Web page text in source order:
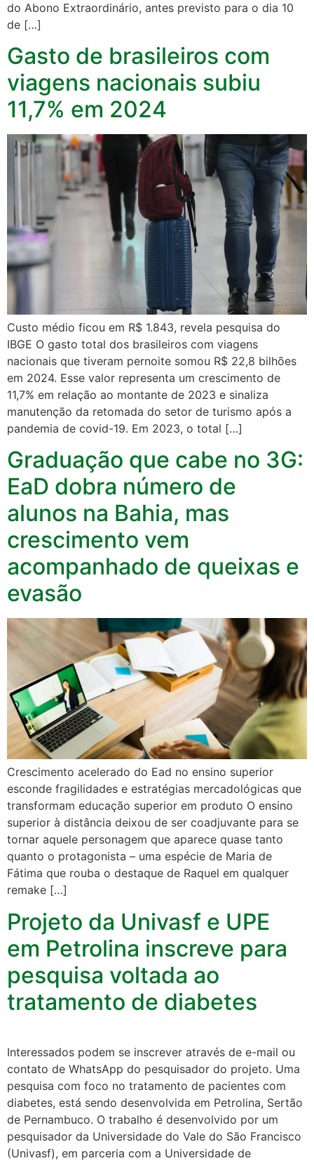
do Abono Extraordinário, antes previsto para o dia 10
de […]
Gasto de brasileiros com
viagens nacionais subiu
11,7% em 2024
Custo médio ficou em R$ 1.843, revela pesquisa do
IBGE O gasto total dos brasileiros com viagens
nacionais que tiveram pernoite somou R$ 22,8 bilhões
em 2024. Esse valor representa um crescimento de
11,7% em relação ao montante de 2023 e sinaliza
manutenção da retomada do setor de turismo após a
pandemia de covid-19. Em 2023, o total […]
Graduação que cabe no 3G:
EaD dobra número de
alunos na Bahia, mas
crescimento vem
acompanhado de queixas e
evasão
Crescimento acelerado do Ead no ensino superior
esconde fragilidades e estratégias mercadológicas que
transformam educação superior em produto O ensino
superior à distância deixou de ser coadjuvante para se
tornar aquele personagem que aparece quase tanto
quanto o protagonista – uma espécie de Maria de
Fátima que rouba o destaque de Raquel em qualquer
remake […]
Projeto da Univasf e UPE
em Petrolina inscreve para
pesquisa voltada ao
tratamento de diabetes
Interessados podem se inscrever através de e-mail ou
contato de WhatsApp do pesquisador do projeto. Uma
pesquisa com foco no tratamento de pacientes com
diabetes, está sendo desenvolvida em Petrolina, Sertão
de Pernambuco. O trabalho é desenvolvido por um
pesquisador da Universidade do Vale do São Francisco
(Univasf), em parceria com a Universidade de